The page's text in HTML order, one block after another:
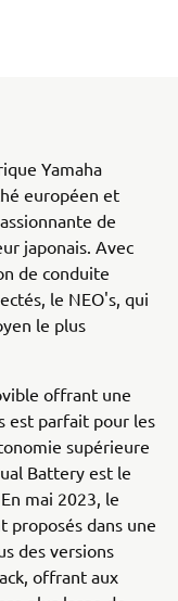
Yamaha
européen et
de
japonais. Avec
de conduite
le NEO's, qui
le plus
offrant une
est parfait pour les
supérieure
Battery est le
mai 2023, le
proposés dans une
des versions
offrant aux